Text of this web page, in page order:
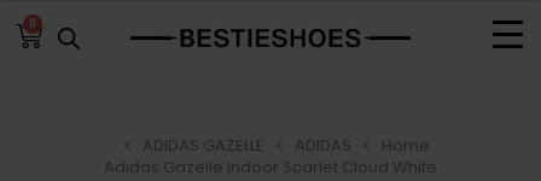
0
Home
ADIDAS
ADIDAS GAZELLE
Adidas Gazelle Indoor Scarlet Cloud White